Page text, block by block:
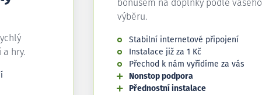
hry.
bonusem na doplňky podle vašeho
výběru.
Stabilní internetové připojení
Instalace již za 1 Kč
Přechod k nám vyřídíme za vás
Nonstop podpora
Přednostní instalace